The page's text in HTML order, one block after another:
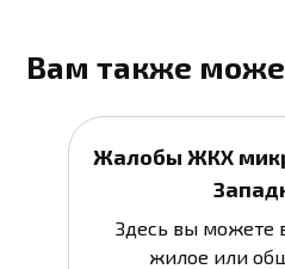
Вам также
Жалобы ЖКХ
Здесь вы можете
жилое или